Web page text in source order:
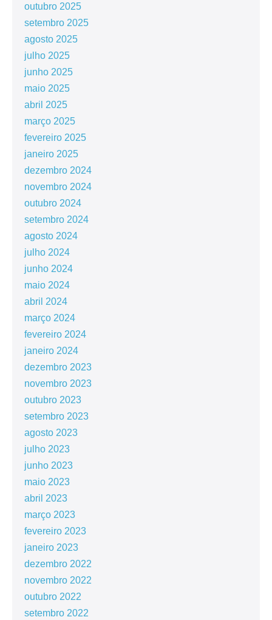
outubro 2025
setembro 2025
agosto 2025
julho 2025
junho 2025
maio 2025
abril 2025
março 2025
fevereiro 2025
janeiro 2025
dezembro 2024
novembro 2024
outubro 2024
setembro 2024
agosto 2024
julho 2024
junho 2024
maio 2024
abril 2024
março 2024
fevereiro 2024
janeiro 2024
dezembro 2023
novembro 2023
outubro 2023
setembro 2023
agosto 2023
julho 2023
junho 2023
maio 2023
abril 2023
março 2023
fevereiro 2023
janeiro 2023
dezembro 2022
novembro 2022
outubro 2022
setembro 2022